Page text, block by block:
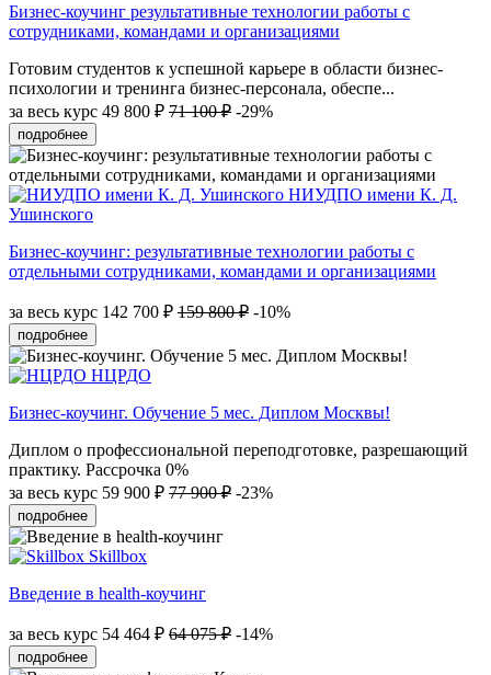
Бизнес-коучинг результативные технологии работы с
сотрудниками, командами и организациями
Готовим студентов к успешной карьере в области бизнес-
психологии и тренинга бизнес-персонала, обеспе...
за весь курс 49 800 ₽ 71 100 ₽ -29%
подробнее
НИУДПО имени К. Д.
Ушинского
Бизнес-коучинг: результативные технологии работы с
отдельными сотрудниками, командами и организациями
за весь курс 142 700 ₽ 159 800 ₽ -10%
подробнее
НЦРДО
Бизнес-коучинг. Обучение 5 мес. Диплом Москвы!
Диплом о профессиональной переподготовке, разрешающий
практику. Рассрочка 0%
за весь курс 59 900 ₽ 77 900 ₽ -23%
подробнее
Skillbox
Введение в health-коучинг
за весь курс 54 464 ₽ 64 075 ₽ -14%
подробнее